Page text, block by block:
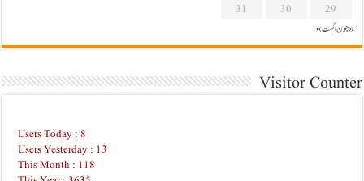
29
30
31
« جوناگست »
Visitor Counter